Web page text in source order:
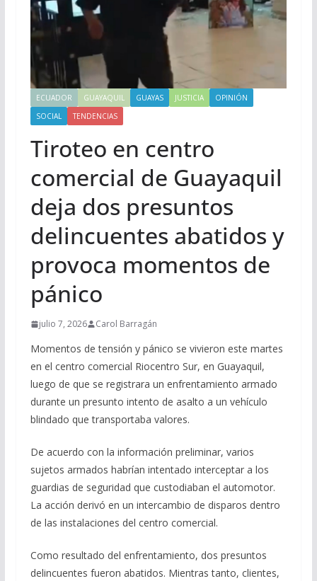
ECUADOR GUAYAQUIL GUAYAS JUSTICIA
OPINIÓN
SOCIAL
TENDENCIAS
Tiroteo en centro
comercial de Guayaquil
deja dos presuntos
delincuentes abatidos y
provoca momentos de
pánico
julio 7, 2026 Carol Barragán
Momentos de tensión y pánico se vivieron este martes
en el centro comercial Riocentro Sur, en Guayaquil,
luego de que se registrara un enfrentamiento armado
durante un presunto intento de asalto a un vehículo
blindado que transportaba valores.
De acuerdo con la información preliminar, varios
sujetos armados habrían intentado interceptar a los
guardias de seguridad que custodiaban el automotor.
La acción derivó en un intercambio de disparos dentro
de las instalaciones del centro comercial.
Como resultado del enfrentamiento, dos presuntos
delincuentes fueron abatidos. Mientras tanto, clientes,